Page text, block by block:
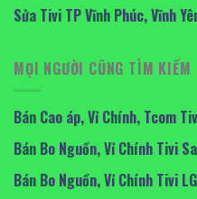
Sửa Tivi TP Vĩnh Phúc, Vĩnh
MỌI NGƯỜI CŨNG TÌM KIẾM
Bán Cao áp, Vỉ Chính, Tcom
Bán Bo Nguồn, Vỉ Chính Tivi
Bán Bo Nguồn, Vỉ Chính Tivi